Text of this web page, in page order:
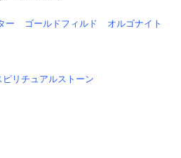
ー ゴールドフィルド オルゴナイト
ピリチュアルストーン